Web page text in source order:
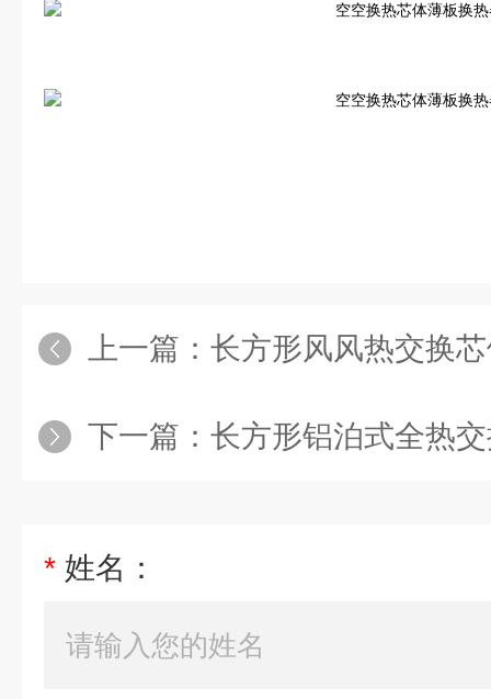
上一篇： 长方形风风热交换
下一篇： 长方形铝泊式全热
* 姓名：